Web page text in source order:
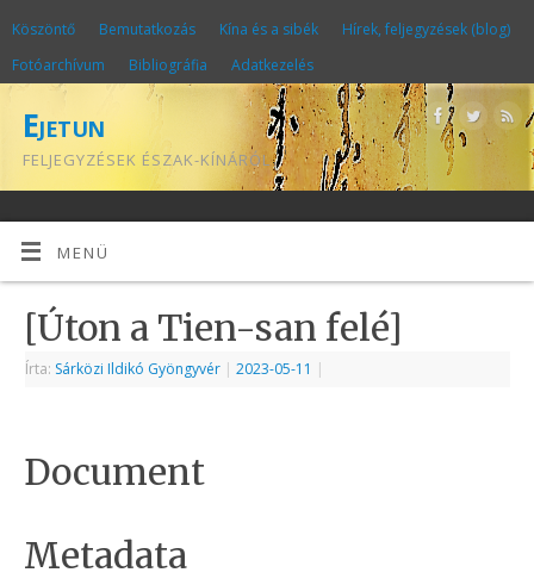
Köszöntő Bemutatkozás Kína és a sibék
Hírek, feljegyzések (blog)
Fotóarchívum
Bibliográfia Adatkezelés
Ejetun
FELJEGYZÉSEK ÉSZAK-KÍNÁRÓL
MENÜ
[Úton a Tien-san felé]
Írta: Sárközi Ildikó Gyöngyvér | 2023-05-11 |
Document
Metadata